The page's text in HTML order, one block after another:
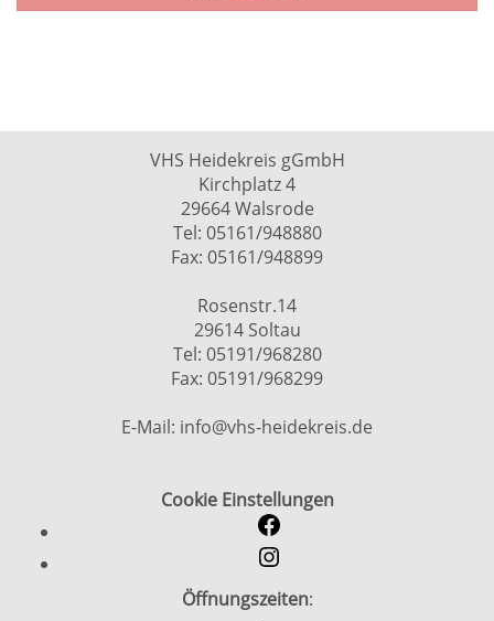
VHS Heidekreis gGmbH
Kirchplatz 4
29664 Walsrode
Tel: 05161/948880
Fax: 05161/948899
Rosenstr.14
29614 Soltau
Tel: 05191/968280
Fax: 05191/968299
E-Mail: info@vhs-heidekreis.de
Cookie Einstellungen
Öffnungszeiten: